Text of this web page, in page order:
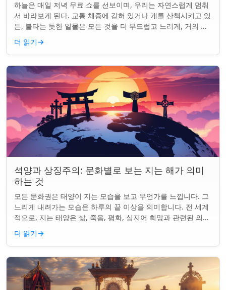
하늘은 매일 저녁 무료 쇼를 선보이며, 우리는 자연스럽게 멈춰
서 바라보게 된다. 교통 체증에 갇혀 있거나 개를 산책시키고 있
든, 불타는 듯한 일몰은 모든 것을 더 부드럽고 느리게, 거의 신
성하게 느끼게 만든다. 하지...
더 읽기→
석양과 상징주의: 문화별로 보는 지는 해가 의미
하는 것
모든 문화권은 태양이 지는 모습을 보고 무언가를 느낍니다. 그
느리게 내려가는 모습은 하루의 끝 이상을 의미합니다. 전 세계
적으로, 지는 태양은 삶, 죽음, 평화, 심지어 희망과 관련된 의미
를 갖게 되었습니다. 같은...
더 읽기→